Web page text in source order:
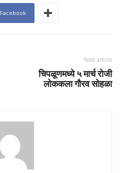
Facebook
Next article
चिपळूणमध्ये ५ मार्च रोजी
लोककला गौरव सोहळा